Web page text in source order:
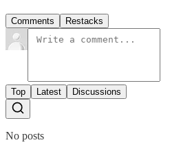
Comments Restacks
Top Latest Discussions
No posts